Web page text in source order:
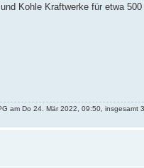
Kohle Kraftwerke für etwa
am Do 24. Mär 2022, 09:50, insgesamt